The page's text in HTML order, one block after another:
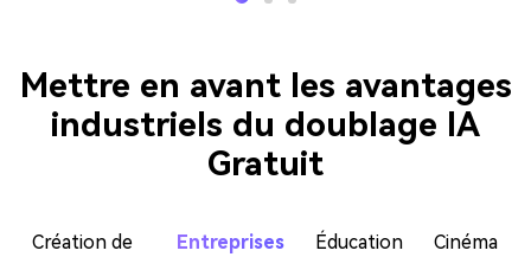
Mettre en avant les avantages
industriels du doublage IA
Gratuit
Création de
Entreprises Éducation
Cinéma